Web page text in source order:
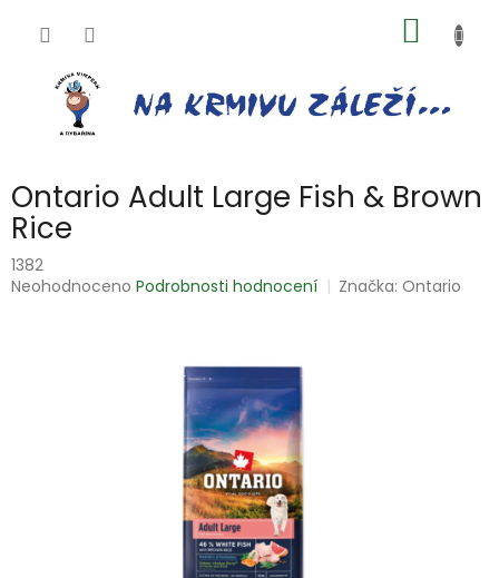
KOŠÍK
Ontario Adult Large Fish & Brown
Rice
1382
Průměrné
Neohodnoceno Podrobnosti hodnocení Značka:Ontario